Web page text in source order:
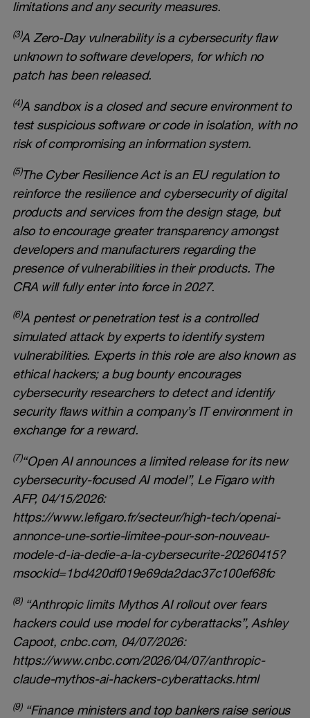
limitations and any security measures.
(3)A Zero-Day vulnerability is a cybersecurity flaw
unknown to software developers, for which no
patch has been released.
(4)A sandbox is a closed and secure environment to
test suspicious software or code in isolation, with no
risk of compromising an information system.
(5)The Cyber Resilience Act is an EU regulation to
reinforce the resilience and cybersecurity of digital
products and services from the design stage, but
also to encourage greater transparency amongst
developers and manufacturers regarding the
presence of vulnerabilities in their products. The
CRA will fully enter into force in 2027.
(6)A pentest or penetration test is a controlled
simulated attack by experts to identify system
vulnerabilities. Experts in this role are also known as
ethical hackers; a bug bounty encourages
cybersecurity researchers to detect and identify
security flaws within a company’s IT environment in
exchange for a reward.
(7)“Open AI announces a limited release for its new
cybersecurity-focused AI model”, Le Figaro with
AFP, 04/15/2026:
https://www.lefigaro.fr/secteur/high-tech/openai-
annonce-une-sortie-limitee-pour-son-nouveau-
modele-d-ia-dedie-a-la-cybersecurite-20260415?
msockid=1bd420df019e69da2dac37c100ef68fc
(8)“Anthropic limits Mythos AI rollout over fears
hackers could use model for cyberattacks”, Ashley
Capoot, cnbc.com, 04/07/2026:
https://www.cnbc.com/2026/04/07/anthropic-
claude-mythos-ai-hackers-cyberattacks.html
(9)“Finance ministers and top bankers raise serious